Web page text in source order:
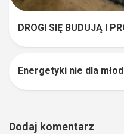
DROGI SIĘ BUDUJĄ I
Energetyki nie dla
Dodaj komentarz